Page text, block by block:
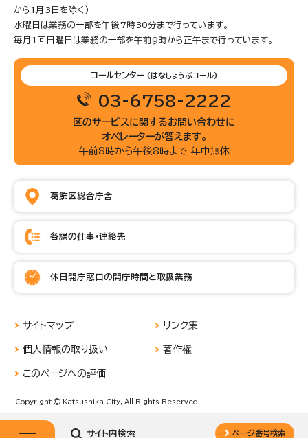
サイト内検索 ページ番号検索
から1月3日を除く)
水曜日は業務の一部を午後7時30分まで行っています。
毎月1回日曜日は業務の一部を午前9時から正午まで行っています。
コールセンター (はなしょうぶコール)
03-6758-2222
区のサービスに関するお問い合わせに
オペレーターが答えます。
午前8時から午後8時まで 年中無休
葛飾区総合庁舎
各課の仕事・連絡先
休日開庁窓口の開庁時間と取扱業務
サイトマップ リンク集
個人情報の取り扱い 著作権
このページへの評価
Copyright © Katsushika City, All Rights Reserved.